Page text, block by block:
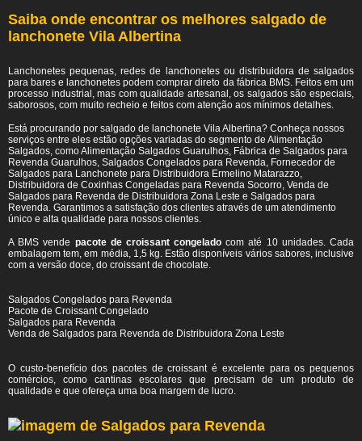
Saiba onde encontrar os melhores salgado de
lanchonete Vila Albertina
Lanchonetes pequenas, redes de lanchonetes ou distribuidora de salgados
para bares e lanchonetes podem comprar direto da fábrica BMS. Feitos em um
processo industrial, mas com qualidade artesanal, os salgados são especiais,
saborosos, com muito recheio e feitos com atenção aos mínimos detalhes.
Está procurando por salgado de lanchonete Vila Albertina? Conheça nossos
serviços entre eles estão opções variadas do segmento de Alimentação
Salgados, como Alimentação Salgados Guarulhos, Fábrica de Salgados para
Revenda Guarulhos, Salgados Congelados para Revenda, Fornecedor de
Salgados para Lanchonete para Distribuidora Ermelino Matarazzo,
Distribuidora de Coxinhas Congeladas para Revenda Socorro, Venda de
Salgados para Revenda de Distribuidora Zona Leste e Salgados para
Revenda. Garantimos a satisfação dos clientes através de um atendimento
único e alta qualidade para nossos clientes.
A BMS vende pacote de croissant congelado com até 10 unidades. Cada
embalagem tem, em média, 1,5 kg. Estão disponíveis vários sabores, inclusive
com a versão doce, do croissant de chocolate.
Salgados Congelados para Revenda
Pacote de Croissant Congelado
Salgados para Revenda
Venda de Salgados para Revenda de Distribuidora Zona Leste
O custo-benefício dos pacotes de croissant é excelente para os pequenos
comércios, como cantinas escolares que precisam de um produto de
qualidade e que ofereça uma boa margem de lucro.